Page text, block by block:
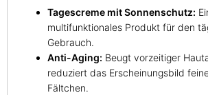
Tagescreme mit Sonnenschutz:
multifunktionales Produkt für den
Gebrauch.
Anti-Aging: Beugt vorzeitiger
reduziert das Erscheinungsbild
Fältchen.